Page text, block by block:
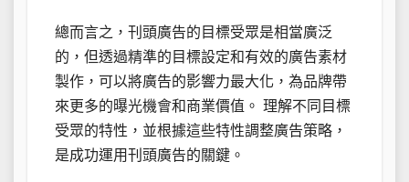
總而言之，刊頭廣告的目標受眾是相當廣泛
的，但透過精準的目標設定和有效的廣告素材
製作，可以將廣告的影響力最大化，為品牌帶
來更多的曝光機會和商業價值。 理解不同目標
受眾的特性，並根據這些特性調整廣告策略，
是成功運用刊頭廣告的關鍵。